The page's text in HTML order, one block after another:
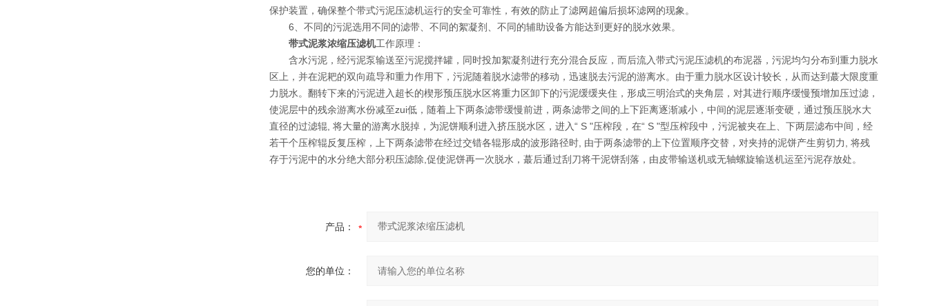
保护装置，确保整个带式污泥压滤机运行的安全可靠性，有效的防止了滤网超偏后损坏滤网的现象。
6、不同的污泥选用不同的滤带、不同的絮凝剂、不同的辅助设备方能达到更好的脱水效果。
带式泥浆浓缩压滤机工作原理：
含水污泥，经污泥泵输送至污泥搅拌罐，同时投加絮凝剂进行充分混合反应，而后流入带式污泥压滤机的布泥器，污泥均匀分布到重力脱水
区上，并在泥耙的双向疏导和重力作用下，污泥随着脱水滤带的移动，迅速脱去污泥的游离水。由于重力脱水区设计较长，从而达到蕞大限度重
力脱水。翻转下来的污泥进入超长的楔形预压脱水区将重力区卸下的污泥缓缓夹住，形成三明治式的夹角层，对其进行顺序缓慢预增加压过滤，
使泥层中的残余游离水份减至zui低，随着上下两条滤带缓慢前进，两条滤带之间的上下距离逐渐减小，中间的泥层逐渐变硬，通过预压脱水大
直径的过滤辊, 将大量的游离水脱掉，为泥饼顺利进入挤压脱水区，进入“ S "压榨段，在“ S "型压榨段中，污泥被夹在上、下两层滤布中间，经
若干个压榨辊反复压榨，上下两条滤带在经过交错各辊形成的波形路径时, 由于两条滤带的上下位置顺序交替，对夹持的泥饼产生剪切力, 将残
存于污泥中的水分绝大部分积压滤除,促使泥饼再一次脱水，蕞后通过刮刀将干泥饼刮落，由皮带输送机或无轴螺旋输送机运至污泥存放处。
产品：
您的单位：